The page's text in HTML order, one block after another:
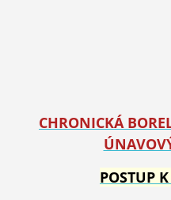
CHRONICKÁ
POSTUP